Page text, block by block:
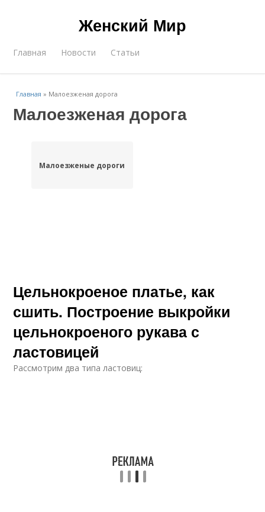
Женский Мир
Главная Новости Статьи
Главная » Малоезженая дорога
Малоезженая дорога
Малоезженые дороги
Цельнокроеное платье, как
сшить. Построение выкройки
цельнокроеного рукава с
ластовицей
Рассмотрим два типа ластовиц: